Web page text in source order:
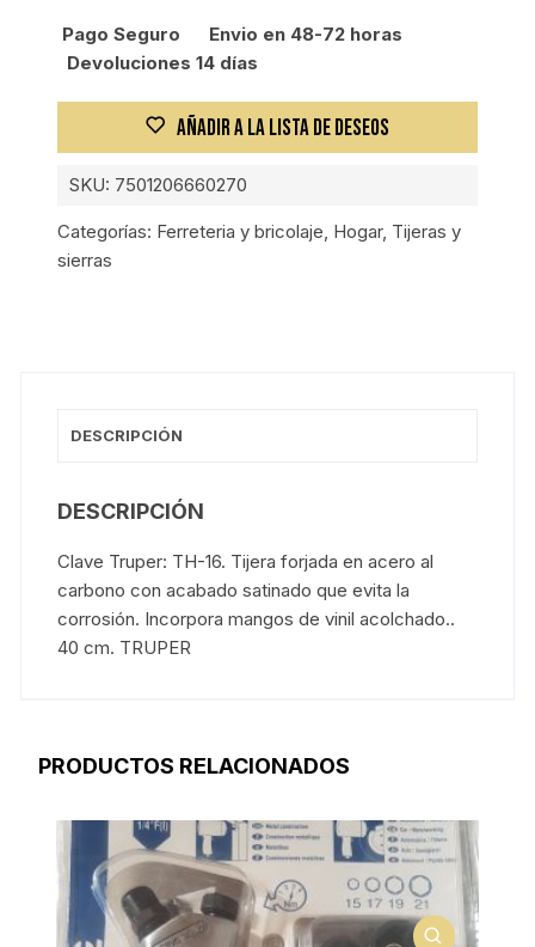
Pago Seguro
Envio en 48-72 horas
Devoluciones 14 días
AÑADIR A LA LISTA DE DESEOS
SKU: 7501206660270
Categorías: Ferreteria y bricolaje, Hogar, Tijeras y
sierras
DESCRIPCIÓN
DESCRIPCIÓN
Clave Truper: TH-16. Tijera forjada en acero al
carbono con acabado satinado que evita la
corrosión. Incorpora mangos de vinil acolchado..
40 cm. TRUPER
PRODUCTOS RELACIONADOS